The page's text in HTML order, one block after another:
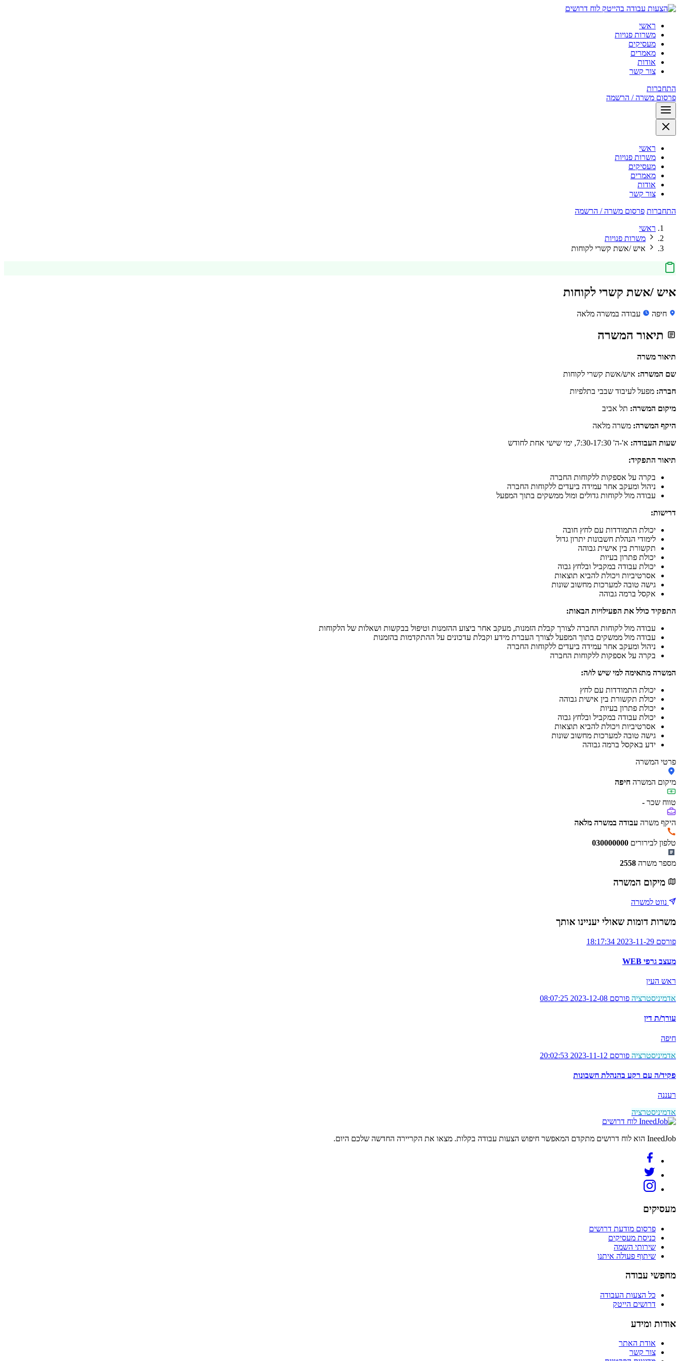
לוח דרושים
ראשי
משרות פנויות
מעסיקים
מאמרים
אודות
צור קשר
התחברות
פרסום משרה / הרשמה
ראשי
משרות פנויות
מעסיקים
מאמרים
אודות
צור קשר
התחברות פרסום משרה / הרשמה
ראשי
משרות פנויות
איש /אשת קשרי לקוחות
איש /אשת קשרי לקוחות
חיפה עבודה במשרה מלאה
תיאור המשרה
תיאור משרה
שם המשרה: איש/אשת קשרי לקוחות
חברה: מפעל לעיבוד שבבי בתלפיות
מיקום המשרה: תל אביב
היקף המשרה: משרה מלאה
שעות העבודה: א'-ה' 7:30-17:30, ימי שישי אחת לחודש
תיאור התפקיד:
בקרה על אספקות ללקוחות החברה
ניהול ומעקב אחר עמידה ביעדים ללקוחות החברה
עבודה מול לקוחות גדולים ומול ממשקים בתוך המפעל
דרישות:
יכולת התמודדות עם לחץ חובה
לימודי הנהלת חשבונות יתרון גדול
תקשורת בין אישית גבוהה
יכולת פתרון בעיות
יכולת עבודה במקביל ובלחץ גבוה
אסרטיביות ויכולת להביא תוצאות
גישה טובה למערכות מחשוב שונות
אקסל ברמה גבוהה
התפקיד כולל את הפעילויות הבאות:
עבודה מול לקוחות החברה לצורך קבלת הזמנות, מעקב אחר ביצוע ההזמנות וטיפול בבקשות ושאלות של הלקוחות
עבודה מול ממשקים בתוך המפעל לצורך העברת מידע וקבלת עדכונים על ההתקדמות בהזמנות
ניהול ומעקב אחר עמידה ביעדים ללקוחות החברה
בקרה על אספקות ללקוחות החברה
המשרה מתאימה למי שיש לו/ה:
יכולת התמודדות עם לחץ
יכולת תקשורת בין אישית גבוהה
יכולת פתרון בעיות
יכולת עבודה במקביל ובלחץ גבוה
אסרטיביות ויכולת להביא תוצאות
גישה טובה למערכות מחשוב שונות
ידע באקסל ברמה גבוהה
פרטי המשרה
מיקום המשרה חיפה
טווח שכר -
היקף משרה עבודה במשרה מלאה
טלפון לבירורים 030000000
מספר משרה 2558
מיקום המשרה
נווט למשרה
משרות דומות שאולי יעניינו אותך
פורסם 2023-11-29 18:17:34
מעצב גרפי WEB
ראש העין
אדמיניסטרציה פורסם 2023-12-08 08:07:25
עורך/ת דין
חיפה
אדמיניסטרציה פורסם 2023-11-12 20:02:53
פקיד/ה עם רקע בהנהלת חשבונות
רעננה
אדמיניסטרציה
לוח דרושים
IneedJob הוא לוח דרושים מתקדם המאפשר חיפוש הצעות עבודה בקלות. מצאו את הקריירה החדשה שלכם היום.
מעסיקים
פרסום מודעת דרושים
כניסת מעסיקים
שירותי השמה
שיתוף פעולה איתנו
מחפשי עבודה
כל הצעות העבודה
דרושים הייטק
אודות ומידע
אודת האתר
צור קשר